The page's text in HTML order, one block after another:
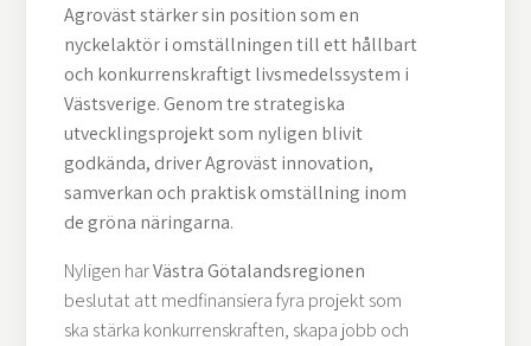
Agroväst stärker sin position som en
nyckelaktör i omställningen till ett hållbart
och konkurrenskraftigt livsmedelssystem i
Västsverige. Genom tre strategiska
utvecklingsprojekt som nyligen blivit
godkända, driver Agroväst innovation,
samverkan och praktisk omställning inom
de gröna näringarna.
Nyligen harVästra Götalandsregionen
beslutat att medfinansiera fyra projekt som
ska stärka konkurrenskraften, skapa jobb och